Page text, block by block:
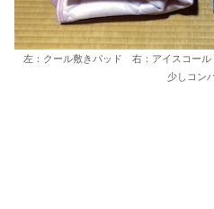
左：クール敷きパッド 右：アイスコー
少しコン